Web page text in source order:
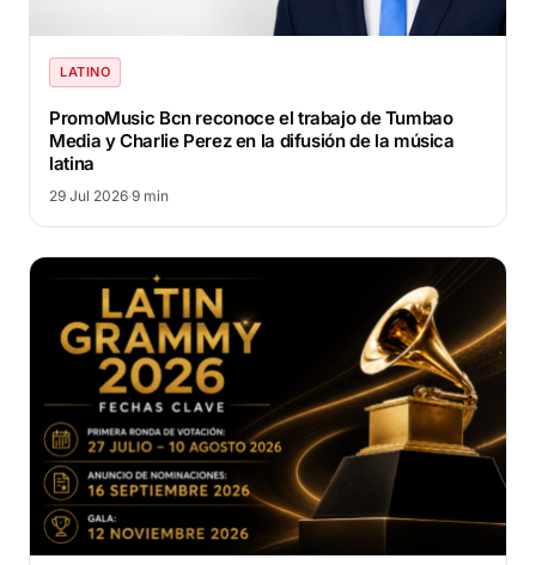
LATINO
PromoMusic Bcn reconoce el trabajo de Tumbao
Media y Charlie Perez en la difusión de la música
latina
29 Jul 2026·9 min